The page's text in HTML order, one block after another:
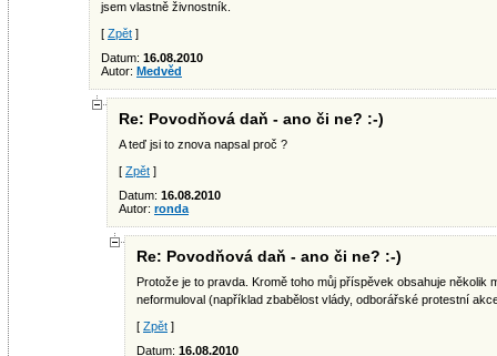
jsem vlastně živnostník.
[ Zpět ]
Datum: 16.08.2010
Autor: Medvěd
Re: Povodňová daň - ano či ne? :-)
A teď jsi to znova napsal proč ?
[ Zpět ]
Datum: 16.08.2010
Autor: ronda
Re: Povodňová daň - ano či ne? :-)
Protože je to pravda. Kromě toho můj příspěvek obsahuje několik
neformuloval (například zbabělost vlády, odborářské protestní
[ Zpět ]
Datum: 16.08.2010